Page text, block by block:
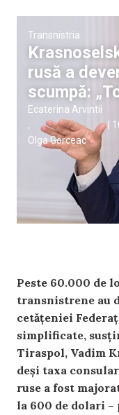
Transnistria
rusă a
scumpă:
Ecaterina Arvintii
,
Olga Gorceac
Peste 60.000 de
transnistrene au
cetățeniei
simplificate,
Tiraspol, Vadim
deși taxa
ruse a fost
la 600 de dolari –